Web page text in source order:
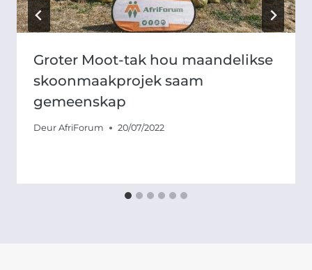
Groter Moot-tak hou maandelikse
skoonmaakprojek saam
gemeenskap
Deur AfriForum 20/07/2022